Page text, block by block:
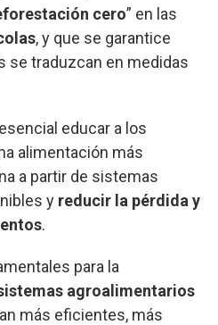
cero” en las
, y que se garantice
se traduzcan en medidas
educar a los
alimentación más
a partir de sistemas
y reducir la pérdida y
.
para la
agroalimentarios
más eficientes, más